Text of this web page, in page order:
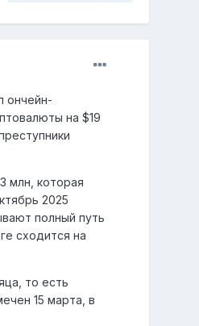
ончейн-
на $19
млн, которая
2025
полный путь
сходится на
то есть
15 марта, в